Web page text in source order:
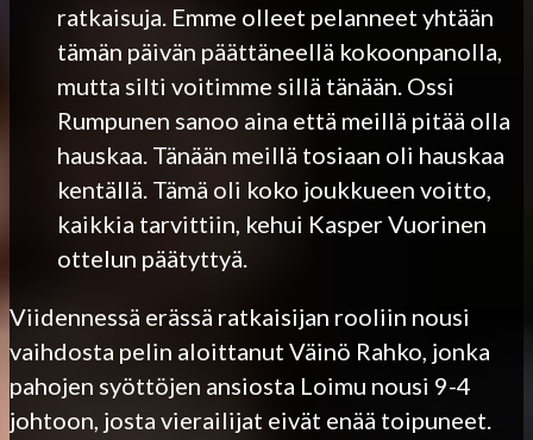
ratkaisuja. Emme olleet pelanneet yhtään
tämän päivän päättäneellä kokoonpanolla,
mutta silti voitimme sillä tänään. Ossi
Rumpunen sanoo aina että meillä pitää olla
hauskaa. Tänään meillä tosiaan oli hauskaa
kentällä. Tämä oli koko joukkueen voitto,
kaikkia tarvittiin, kehui Kasper Vuorinen
ottelun päätyttyä.
Viidennessä erässä ratkaisijan rooliin nousi
vaihdosta pelin aloittanut Väinö Rahko, jonka
pahojen syöttöjen ansiosta Loimu nousi 9-4
johtoon, josta vierailijat eivät enää toipuneet.